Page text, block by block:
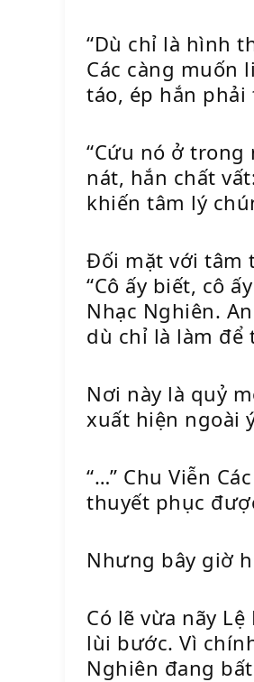
“Dù chỉ là hình
Các càng muốn
táo, ép hắn
“Cứu nó ở trong
nát, hắn chất
khiến tâm lý
Đối mặt với tâm
“Cô ấy biết, cô
Nhạc Nghiên.
dù chỉ là làm để
Nơi này là quỷ
xuất hiện ngoài
“…” Chu Viễn
thuyết phục
Nhưng bây giờ
Có lẽ vừa nãy
lùi bước. Vì
Nghiên đang